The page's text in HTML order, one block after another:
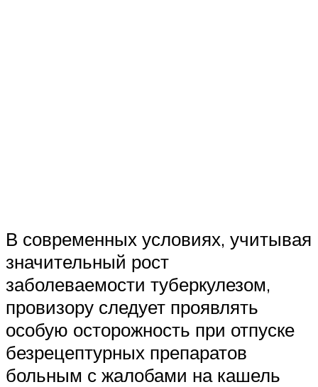
В современных условиях, учитывая
значительный рост
заболеваемости туберкулезом,
провизору следует проявлять
особую осторожность при отпуске
безрецептурных препаратов
больным с жалобами на кашель